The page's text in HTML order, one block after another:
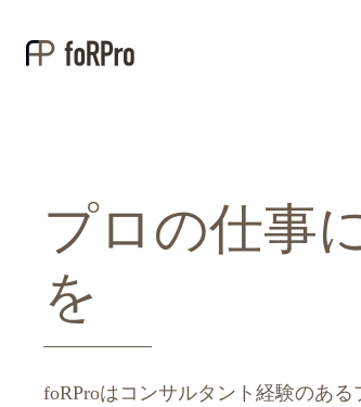
プロの仕事
を
foRProはコンサルタント経験のあ